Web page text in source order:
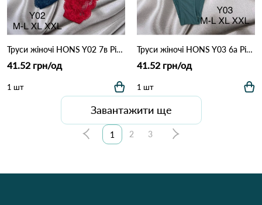
Труси жіночі HONS Y02 7в Різні кольори
41.52 грн/од
1 шт
Труси жіночі HONS Y03 6а Різні кольори
41.52 грн/од
1 шт
Завантажити ще
1 2 3